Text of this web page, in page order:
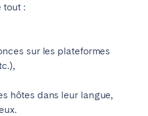
tout :
sur les plateformes
hôtes dans leur langue,